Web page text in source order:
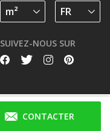
CONTACTER
SUIVEZ-NOUS SUR